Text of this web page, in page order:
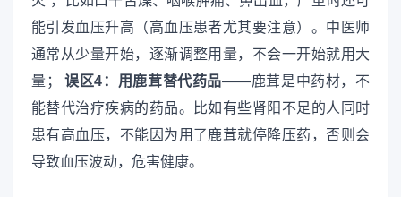
能引发血压升高（高血压患者尤其要注意）。中医师
通常从少量开始，逐渐调整用量，不会一开始就用大
量；误区4：用鹿茸替代药品——鹿茸是中药材，不
能替代治疗疾病的药品。比如有些肾阳不足的人同时
患有高血压，不能因为用了鹿茸就停降压药，否则会
导致血压波动，危害健康。